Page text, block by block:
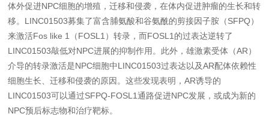
体外促进NPC细胞的增殖，迁移和侵袭，在体内促进肿瘤的生长和转
移。LINC01503募集了富含脯氨酸和谷氨酰的剪接因子胺（SFPQ）
来激活Fos like 1（FOSL1）转录，而FOSL1的过表达逆转了
LINC01503敲低对NPC进展的抑制作用。此外，雄激素受体（AR）
介导的转录激活是NPC细胞中LINC01503过表达以及AR配体依赖性
细胞生长、迁移和侵袭的原因。这些发现表明，AR诱导的
LINC01503可以通过SFPQ-FOSL1通路促进NPC发展，或成为新的
NPC预后标志物和治疗靶标。